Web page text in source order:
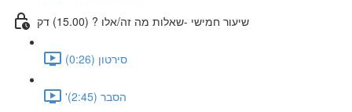
שיעור חמישי -שאלות מה זה/אלו ? (15.00) דק
סירטון (0:26)
'הסבר (2:45)